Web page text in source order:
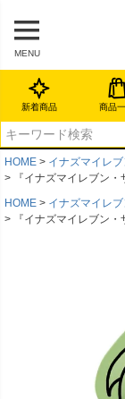
MENU
新着商品 商品
HOME
イナズマイレブ
『イナズマイレブン
HOME
イナズマイレブ
『イナズマイレブン